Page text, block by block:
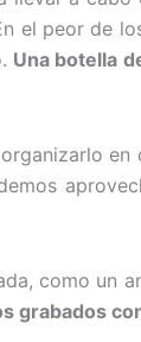
el peor de
Una botella
en
como un
grabados